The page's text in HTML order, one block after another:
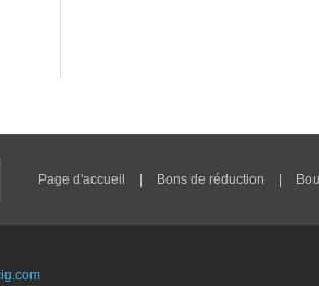
Page d'accueil Bons de réduction